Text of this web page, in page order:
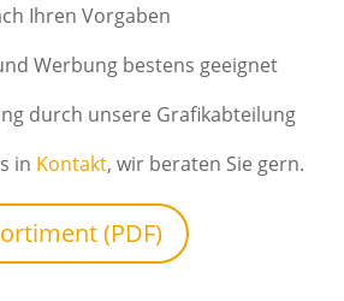
Ihren Vorgaben
Werbung bestens geeignet
durch unsere Grafikabteilung
in Kontakt, wir beraten Sie gern.
(PDF)